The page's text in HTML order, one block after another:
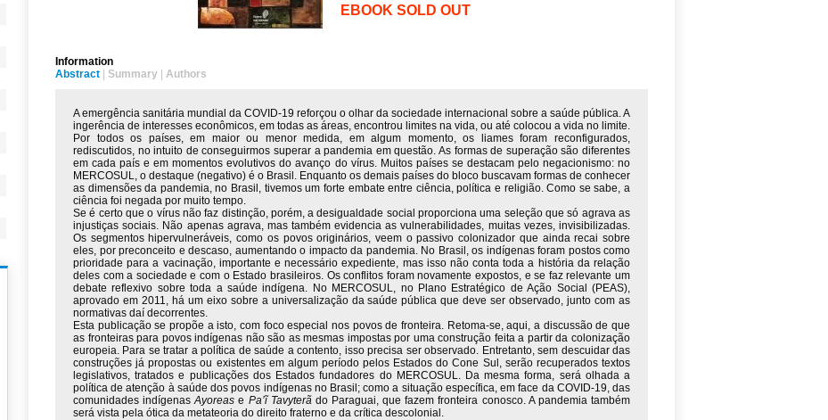
EBOOK SOLD OUT
Information
Abstract
Summary Authors
A emergência sanitária mundial da COVID-19 reforçou o olhar da sociedade internacional sobre a saúde pública. A
ingerência de interesses econômicos, em todas as áreas, encontrou limites na vida, ou até colocou a vida no limite.
Por todos os países, em maior ou menor medida, em algum momento, os liames foram reconfigurados,
rediscutidos, no intuito de conseguirmos superar a pandemia em questão. As formas de superação são diferentes
em cada país e em momentos evolutivos do avanço do vírus. Muitos países se destacam pelo negacionismo: no
MERCOSUL, o destaque (negativo) é o Brasil. Enquanto os demais países do bloco buscavam formas de conhecer
as dimensões da pandemia, no Brasil, tivemos um forte embate entre ciência, política e religião. Como se sabe, a
ciência foi negada por muito tempo.
Se é certo que o vírus não faz distinção, porém, a desigualdade social proporciona uma seleção que só agrava as
injustiças sociais. Não apenas agrava, mas também evidencia as vulnerabilidades, muitas vezes, invisibilizadas.
Os segmentos hipervulneráveis, como os povos originários, veem o passivo colonizador que ainda recai sobre
eles, por preconceito e descaso, aumentando o impacto da pandemia. No Brasil, os indígenas foram postos como
prioridade para a vacinação, importante e necessário expediente, mas isso não conta toda a história da relação
deles com a sociedade e com o Estado brasileiros. Os conflitos foram novamente expostos, e se faz relevante um
debate reflexivo sobre toda a saúde indígena. No MERCOSUL, no Plano Estratégico de Ação Social (PEAS),
aprovado em 2011, há um eixo sobre a universalização da saúde pública que deve ser observado, junto com as
normativas daí decorrentes.
Esta publicação se propõe a isto, com foco especial nos povos de fronteira. Retoma-se, aqui, a discussão de que
as fronteiras para povos indígenas não são as mesmas impostas por uma construção feita a partir da colonização
europeia. Para se tratar a política de saúde a contento, isso precisa ser observado. Entretanto, sem descuidar das
construções já propostas ou existentes em algum período pelos Estados do Cone Sul, serão recuperados textos
legislativos, tratados e publicações dos Estados fundadores do MERCOSUL. Da mesma forma, será olhada a
política de atenção à saúde dos povos indígenas no Brasil; como a situação específica, em face da COVID-19, das
comunidades indígenasAyorease Pa’ĩ Tavyterã do Paraguai, que fazem fronteira conosco. A pandemia também
será vista pela ótica da metateoria do direito fraterno e da crítica descolonial.